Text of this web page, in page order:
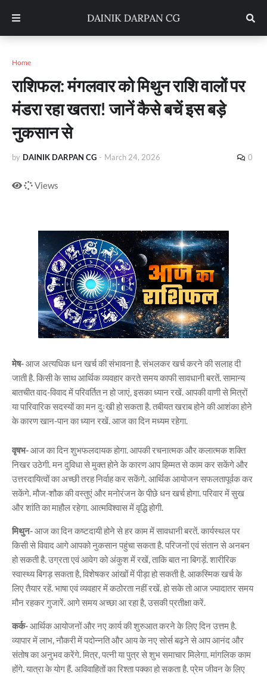
Home
राशिफल: मंगलवार को मिथुन राशि वालों पर
मंडरा रहा खतरा! जानें कैसे बचें इस बड़े
नुकसान से
by DAINIK DARPAN CG - March 24, 2026 0
Views
मेष-आज अत्यधिक धन खर्च की संभावना है. संभलकर खर्च करने की सलाह दी
जाती है. किसी के साथ आर्थिक व्यवहार करते समय काफी सावधानी बरतें. सामान्य
बातचीत वाद-विवाद में परिवर्तित न हो जाएं, इसका ध्यान रखें. आपकी वाणी से मित्रों
या पारिवारिक सदस्यों का मन दुःखी हो सकता है. तबीयत खराब होने की आशंका होने
के कारण खान-पान का ध्यान रखें. आज का दिन मध्यम रहेगा.
वृषभ-आज का दिन शुभफलदायक होगा. आपकी रचनात्मक और कलात्मक शक्ति
निखर उठेगी. मन दुविधा से मुक्त होने के कारण आप हिम्मत से काम कर सकेंगे और
उत्तरदायित्वों का अच्छी तरह निर्वाह कर सकेंगे. आर्थिक आयोजन सफलतापूर्वक कर
सकेंगे. मौज-शौक की वस्तुएं और मनोरंजन के पीछे धन खर्च होगा. परिवार में सुख
और शांति का माहौल रहेगा. आत्मविश्वास में वृद्धि होगी.
मिथुन-आज का दिन कष्टदायी होने से हर काम में सावधानी बरतें. कार्यस्थल पर
किसी से विवाद आगे आपको नुकसान पहुंचा सकता है. परिजनों एवं संतान से अनबन
हो सकती है. उग्रता एवं आवेग को अंकुश में रखें, ताकि बात ना बिगड़ें. शारीरिक
स्वास्थ्य बिगड़ सकता है, विशेषकर आंखों में पीड़ा हो सकती है. आकस्मिक खर्च के
लिए तैयार रहें. भाषा एवं व्यवहार में कठोरता नहीं रखें. हो सके तो आज ज्यादातर समय
मौन रहकर गुजारें. आगे समय अच्छा आ रहा है, उसकी प्रतीक्षा करें.
कर्क-आर्थिक आयोजनों और नए कार्य की शुरुआत करने के लिए दिन उत्तम है.
व्यापार में लाभ, नौकरी में पदोन्नति और आय के नए सोर्स बढ़ने से आप आनंद और
संतोष का अनुभव करेंगे. मित्र, पत्नी या पुत्र से शुभ समाचार मिलेगा. मांगलिक काम
होंगे. यात्रा के योग हैं. अविवाहितों का रिश्ता पक्का हो सकता है. प्रेम जीवन के लिए